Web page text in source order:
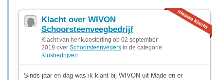
Klacht over WIVON
Schoorsteenveegbedrijf
Klacht van henk.oosterling op 02 september
2019 over Schoorsteenvegers in de categorie
Klusbedrijven
Sinds jaar en dag was ik klant bij WIVON uit Made en er